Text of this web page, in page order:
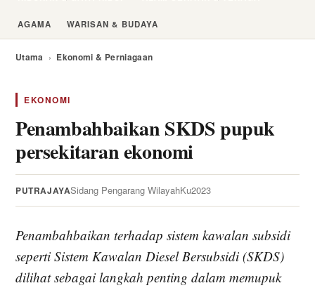
AGAMA WARISAN & BUDAYA
Utama › Ekonomi & Perniagaan
EKONOMI
Penambahbaikan SKDS pupuk
persekitaran ekonomi
PUTRAJAYASidang Pengarang WilayahKu2023
Penambahbaikan terhadap sistem kawalan subsidi
seperti Sistem Kawalan Diesel Bersubsidi (SKDS)
dilihat sebagai langkah penting dalam memupuk